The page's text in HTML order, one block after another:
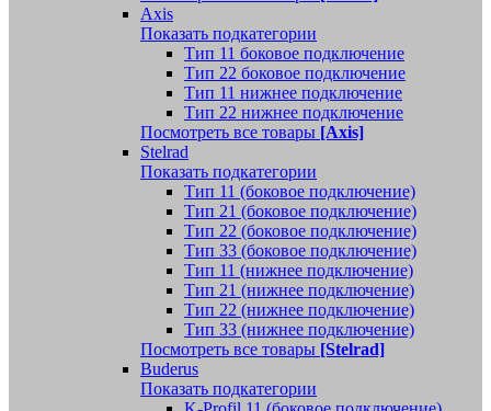
Axis
Показать подкатегории
Тип 11 боковое подключение
Тип 22 боковое подключение
Тип 11 нижнее подключение
Тип 22 нижнее подключение
Посмотреть все товары [Axis]
Stelrad
Показать подкатегории
Tип 11 (боковое подключение)
Тип 21 (боковое подключение)
Тип 22 (боковое подключение)
Тип 33 (боковое подключение)
Тип 11 (нижнее подключение)
Тип 21 (нижнее подключение)
Тип 22 (нижнее подключение)
Тип 33 (нижнее подключение)
Посмотреть все товары [Stelrad]
Buderus
Показать подкатегории